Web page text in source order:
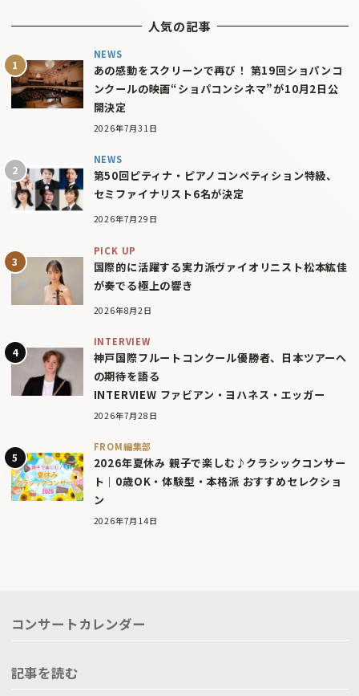
人気の記事
NEWS
あの感動をスクリーンで再び！ 第19回ショパンコ
ンクールの映画“ショパコンシネマ”が10月2日公
開決定
2026年7月31日
NEWS
第50回ピティナ・ピアノコンペティション特級、
セミファイナリスト6名が決定
2026年7月29日
PICK UP
国際的に活躍する実力派ヴァイオリニスト松本紘佳
が奏でる極上の響き
2026年8月2日
INTERVIEW
神戸国際フルートコンクール優勝者、日本ツアーへ
の期待を語る
INTERVIEW ファビアン・ヨハネス・エッガー
2026年7月28日
FROM編集部
2026年夏休み 親子で楽しむ♪クラシックコンサー
ト｜0歳OK・体験型・本格派 おすすめセレクショ
ン
2026年7月14日
コンサートカレンダー
記事を読む